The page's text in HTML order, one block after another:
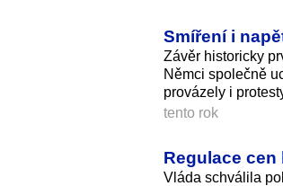
Smíření i
Závěr historicky
Němci společně
provázely i
tento rok
Regulace
Vláda schválila